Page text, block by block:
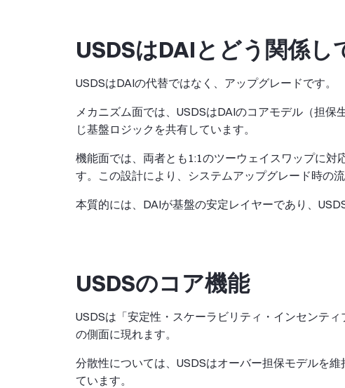
USDSはDAIとどう関係し
USDSはDAIの代替ではなく、アップグレードです。
メカニズム面では、USDSはDAIのコアモデル（担
じ基盤ロジックを共有しています。
機能面では、両者とも1:1のツーウェイスワップに対
す。この設計により、システムアップグレード時の
本質的には、DAIが基盤の安定レイヤーであり、
USDSのコア機能
USDSは「安定性・スケーラビリティ・インセンテ
の側面に現れます。
分散性については、USDSはオーバー担保モデルを
ています。